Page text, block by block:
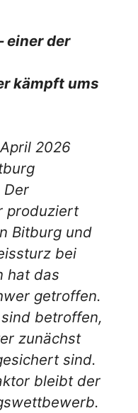
einer der
kämpft ums
2026
Der
produziert
Bitburg und
bei
hat das
getroffen.
betroffen,
zunächst
sind.
bleibt der